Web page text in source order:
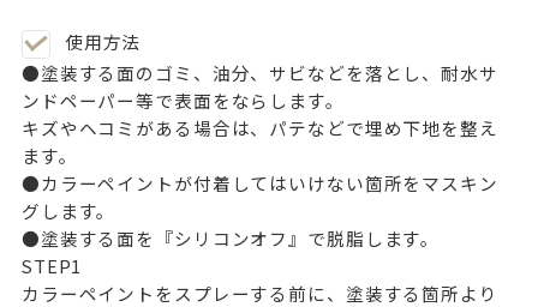
使用方法
●塗装する面のゴミ、油分、サビなどを落とし、耐水サ
ンドペーパー等で表面をならします。
キズやヘコミがある場合は、パテなどで埋め下地を整え
ます。
●カラーペイントが付着してはいけない箇所をマスキン
グします。
●塗装する面を『シリコンオフ』で脱脂します。
STEP1
カラーペイントをスプレーする前に、塗装する箇所より